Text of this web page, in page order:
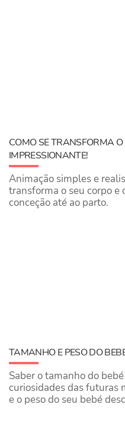
COMO SE TRANSFORMA
IMPRESSIONANTE!
Animação simples e
transforma o seu corpo e
conceção até ao parto.
TAMANHO E PESO DO
Saber o tamanho do
curiosidades das futuras
e o peso do seu bebé